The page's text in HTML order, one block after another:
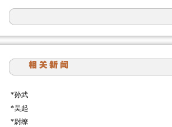
*孙武
*吴起
*尉缭